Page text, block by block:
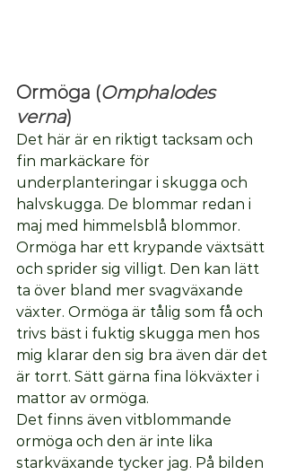
Ormöga (Omphalodes
verna)
Det här är en riktigt tacksam och
fin markäckare för
underplanteringar i skugga och
halvskugga. De blommar redan i
maj med himmelsblå blommor.
Ormöga har ett krypande växtsätt
och sprider sig villigt. Den kan lätt
ta över bland mer svagväxande
växter. Ormöga är tålig som få och
trivs bäst i fuktig skugga men hos
mig klarar den sig bra även där det
är torrt. Sätt gärna fina lökväxter i
mattor av ormöga.
Det finns även vitblommande
ormöga och den är inte lika
starkväxande tycker jag. På bilden